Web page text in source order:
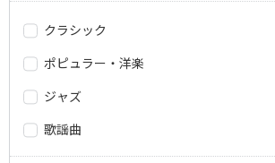
クラシック
ポピュラー・洋楽
ジャズ
歌謡曲